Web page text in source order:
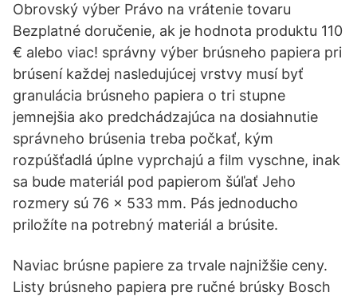
Obrovský výber Právo na vrátenie tovaru
Bezplatné doručenie, ak je hodnota produktu 110
€ alebo viac! správny výber brúsneho papiera pri
brúsení každej nasledujúcej vrstvy musí byť
granulácia brúsneho papiera o tri stupne
jemnejšia ako predchádzajúca na dosiahnutie
správneho brúsenia treba počkať, kým
rozpúšťadlá úplne vyprchajú a film vyschne, inak
sa bude materiál pod papierom šúľať Jeho
rozmery sú 76 x 533 mm. Pás jednoducho
priložíte na potrebný materiál a brúsite.
Naviac brúsne papiere za trvale najnižšie ceny.
Listy brúsneho papiera pre ručné brúsky Bosch